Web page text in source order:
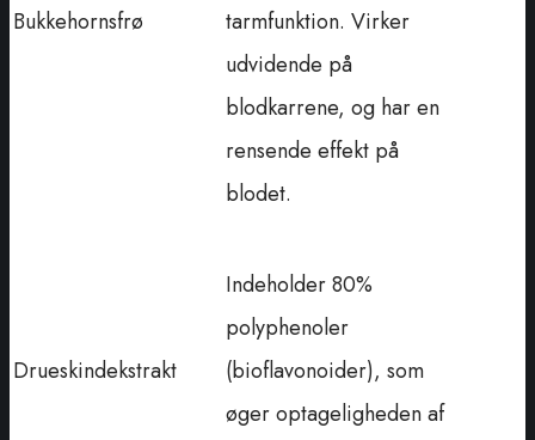
Bukkehornsfrø
tarmfunktion. Virker
udvidende på
blodkarrene, og har en
rensende effekt på
blodet.
Drueskindekstrakt
Indeholder 80%
polyphenoler
(bioflavonoider), som
øger optageligheden af